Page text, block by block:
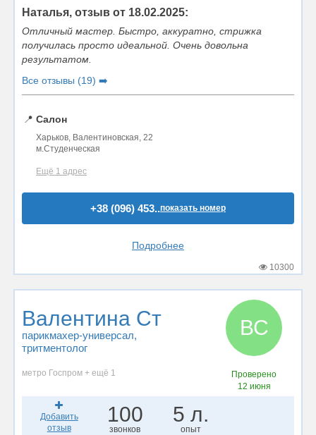
Наталья, отзыв от 18.02.2025:
Отличный мастер. Быстро, аккуратно, стрижка
получилась просто идеальной. Очень довольна
результатом.
Все отзывы (19) ➡️
📍 Салон
Харьков, Валентиновская, 22
м.Студенческая
Ещё 1 адрес
+38 (096) 453..показать номер
Подробнее
10300
Валентина Ст
парикмахер-универсал,
тритментолог
ВС
метро Госпром + ещё 1
Проверено
12 июня
Добавить
отзыв
100
звонков
5 л.
опыт